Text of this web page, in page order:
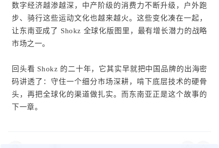
数字经济越渗越深，中产阶级的消费力不断升级，户外跑
步、骑行这些运动文化也越来越火。这些变化凑在一起，
让东南亚成了 Shokz 全球化版图里，最有增长潜力的战略
市场之一。
回头看 Shokz 的二十年，它其实早就把中国品牌的出海密
码讲透了：守住一个细分市场深耕，啃下底层技术的硬骨
头，再把全球化的渠道做扎实。而东南亚正是这个故事的
下一章。